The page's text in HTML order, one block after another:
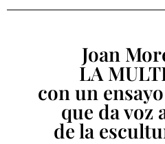
Joan
LA
con un
que da voz
de la